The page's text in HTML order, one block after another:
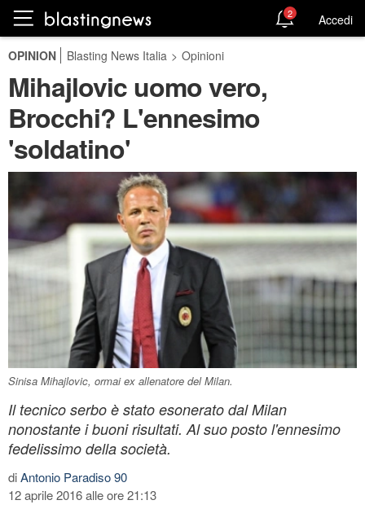
2 Accedi
OPINION Blasting News Italia > Opinioni
Mihajlovic uomo vero,
Brocchi? L'ennesimo
'soldatino'
Sinisa Mihajlovic, ormai ex allenatore del Milan.
Il tecnico serbo è stato esonerato dal Milan
nonostante i buoni risultati. Al suo posto l'ennesimo
fedelissimo della società.
diAntonio Paradiso 90
12 aprile 2016 alle ore 21:13